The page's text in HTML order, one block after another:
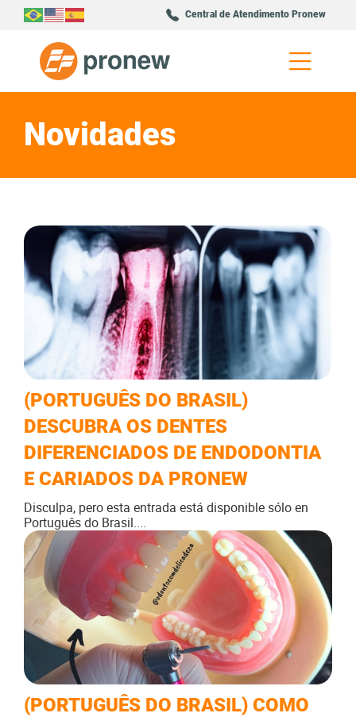
Central de Atendimento Pronew
Novidades
(PORTUGUÊS DO BRASIL)
DESCUBRA OS DENTES
DIFERENCIADOS DE ENDODONTIA
E CARIADOS DA PRONEW
Disculpa, pero esta entrada está disponible sólo en
Português do Brasil....
(PORTUGUÊS DO BRASIL) COMO